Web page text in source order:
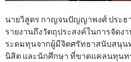
นายวิสูตร กาญจนปัญญาพงศ์ ประธ
รายงานถึงวัตถุประสงค์ในการจัดง
ระดมทุนจากผู้มีจิตศรัทธาสนับสนุน
นิสิต และนักศึกษา ที่ขาดแคลนทุนท